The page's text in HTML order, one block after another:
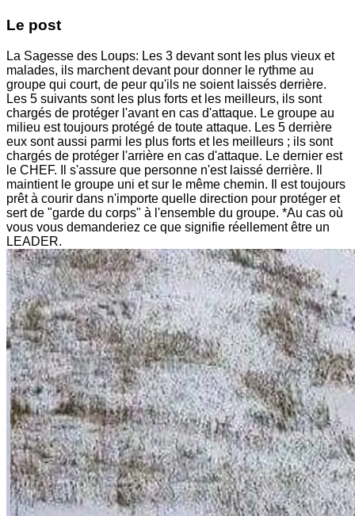
Le post
La Sagesse des Loups: Les 3 devant sont les plus vieux et
malades, ils marchent devant pour donner le rythme au
groupe qui court, de peur qu'ils ne soient laissés derrière.
Les 5 suivants sont les plus forts et les meilleurs, ils sont
chargés de protéger l'avant en cas d'attaque. Le groupe au
milieu est toujours protégé de toute attaque. Les 5 derrière
eux sont aussi parmi les plus forts et les meilleurs ; ils sont
chargés de protéger l'arrière en cas d'attaque. Le dernier est
le CHEF. Il s'assure que personne n'est laissé derrière. Il
maintient le groupe uni et sur le même chemin. Il est toujours
prêt à courir dans n'importe quelle direction pour protéger et
sert de "garde du corps" à l'ensemble du groupe. *Au cas où
vous vous demanderiez ce que signifie réellement être un
LEADER.